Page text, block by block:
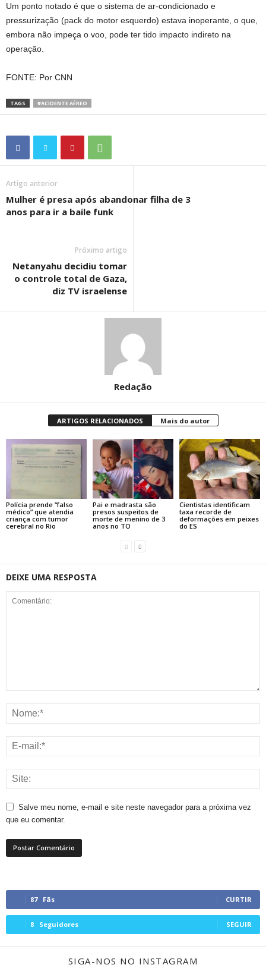
Um ponto notado é que o sistema de ar-condicionado e
pressurização (pack do motor esquerdo) estava inoperante, o que,
embora não impeça o voo, pode ter tido impacto indireto na
operação.
FONTE: Por CNN
TAGS #ACIDENTE AÉREO
Artigo anterior
Mulher é presa após abandonar filha de 3
anos para ir a baile funk
Próximo artigo
Netanyahu decidiu tomar
o controle total de Gaza,
diz TV israelense
Redação
ARTIGOS RELACIONADOS Mais do autor
Polícia prende “falso
médico” que atendia
criança com tumor
cerebral no Rio
Pai e madrasta são
presos suspeitos de
morte de menino de 3
anos no TO
Cientistas identificam
taxa recorde de
deformações em peixes
do ES
DEIXE UMA RESPOSTA
Salve meu nome, e-mail e site neste navegador para a próxima vez
que eu comentar.
87 Fãs CURTIR
8 Seguidores SEGUIR
SIGA-NOS NO INSTAGRAM